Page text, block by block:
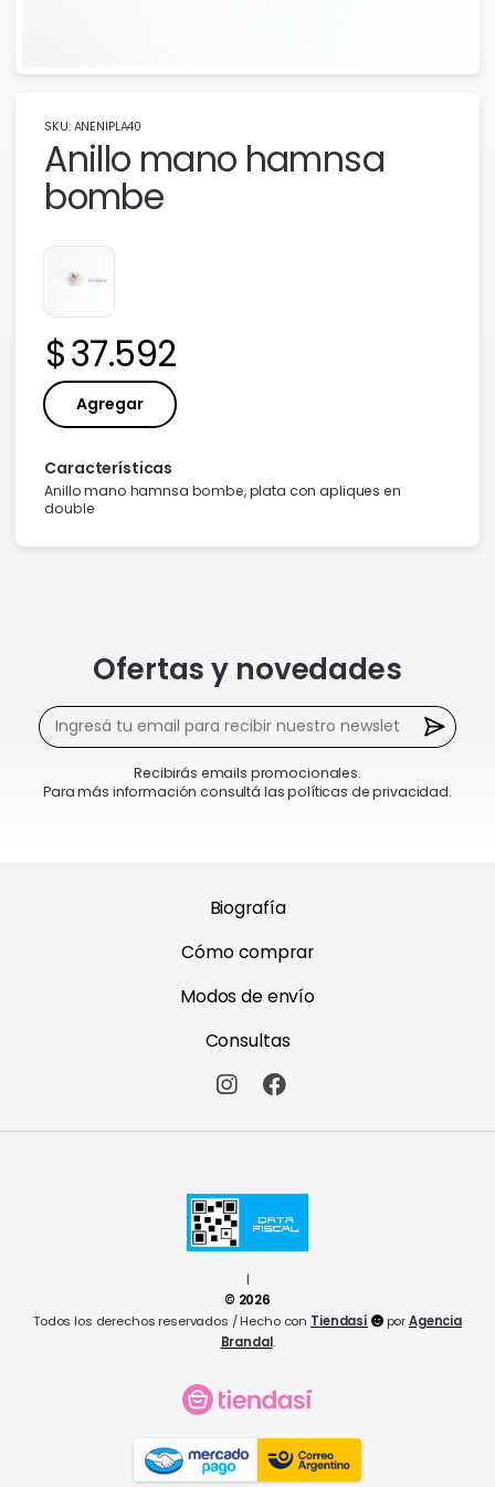
SKU: ANENIPLA40
Anillo mano hamnsa
bombe
Precio:
37.592
Agregar
Características
Anillo mano hamnsa bombe, plata con apliques en
double
Ofertas y novedades
Recibirás emails promocionales.
Para más información consultá las políticas de privacidad.
Biografía
Cómo comprar
Modos de envío
Consultas
|
© 2026
Todos los derechos reservados / Hecho con Tiendasí porAgencia
Brandal.